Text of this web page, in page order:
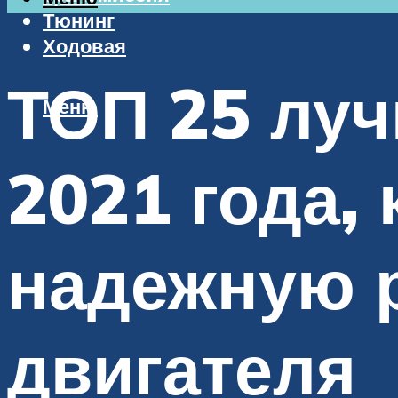
Тюнинг
Ходовая
Меню
ТОП 25
2021 года,
надежную
двигателя